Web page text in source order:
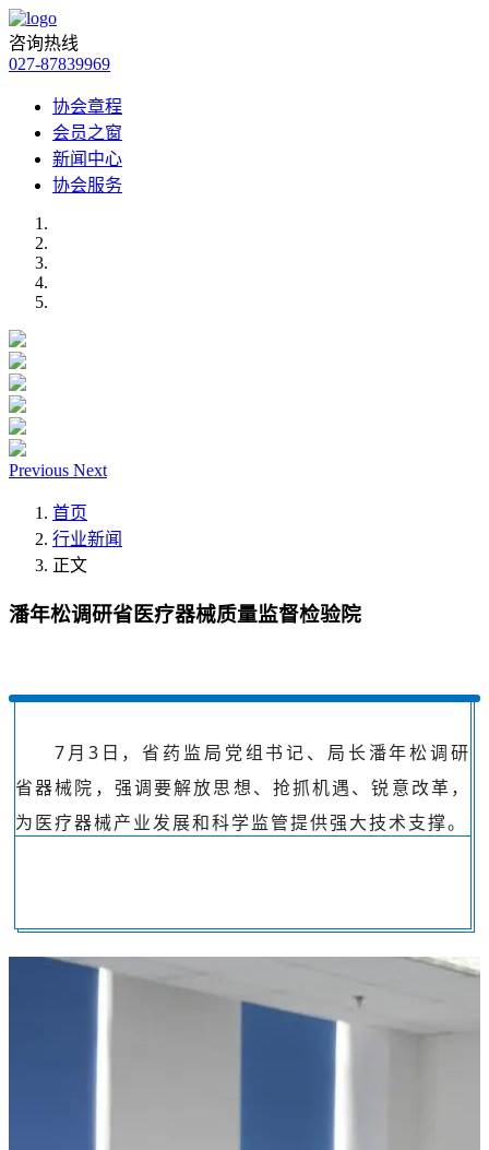
咨询热线
027-87839969
协会章程
会员之窗
新闻中心
协会服务
Previous Next
首页
行业新闻
正文
潘年松调研省医疗器械质量监督检验院
7月3日，省药监局党组书记、局长潘年松调研
省器械院，强调要解放思想、抢抓机遇、锐意改革，
为医疗器械产业发展和科学监管提供强大技术支撑。